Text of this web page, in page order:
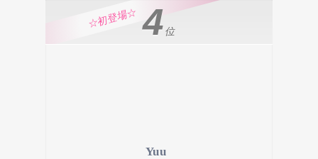
4位
☆初登場☆
Yuu